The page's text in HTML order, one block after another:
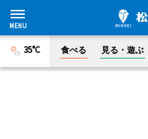
35°C 食べる 見る・遊ぶ